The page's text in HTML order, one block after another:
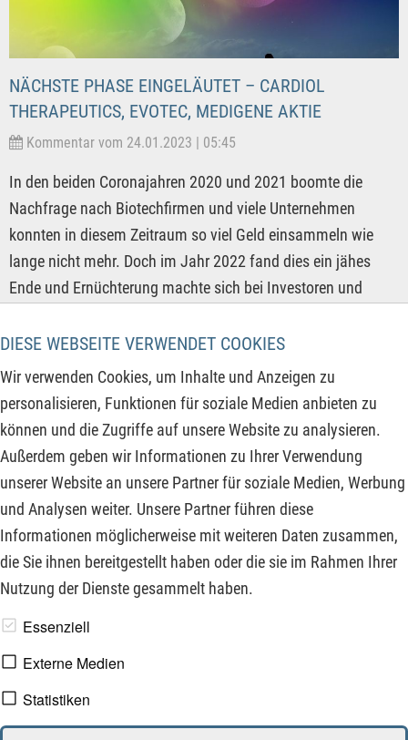
DIESE WEBSEITE VERWENDET COOKIES
Wir verwenden Cookies, um Inhalte und Anzeigen zu
personalisieren, Funktionen für soziale Medien anbieten zu
können und die Zugriffe auf unsere Website zu analysieren.
Außerdem geben wir Informationen zu Ihrer Verwendung
unserer Website an unsere Partner für soziale Medien, Werbung
und Analysen weiter. Unsere Partner führen diese
Informationen möglicherweise mit weiteren Daten zusammen,
die Sie ihnen bereitgestellt haben oder die sie im Rahmen Ihrer
Nutzung der Dienste gesammelt haben.
Essenziell
Externe Medien
Statistiken
NÄCHSTE PHASE EINGELÄUTET – CARDIOL
THERAPEUTICS, EVOTEC, MEDIGENE AKTIE
Kommentar vom 24.01.2023 | 05:45
In den beiden Coronajahren 2020 und 2021 boomte die
Nachfrage nach Biotechfirmen und viele Unternehmen
konnten in diesem Zeitraum so viel Geld einsammeln wie
lange nicht mehr. Doch im Jahr 2022 fand dies ein jähes
Ende und Ernüchterung machte sich bei Investoren und
um 60 % bzw. auf 921 Mio. EUR in Deutschland ein und auf
Börsengänge wurde 2022 in Deutschland komplett
verzichtet, da auch die Kursrückgänge an den Börsen kein
gutes Umfeld für ein IPO war. Doch die Lage hellt sich wieder
auf und auch Insider kaufen vermehrt wieder im
Pharmasegment zu. Kommt nach dem Abverkauf die
Erholung?
www.derfinanzinvestor.de - © 2026 - Die Publikation für
Datenschutz